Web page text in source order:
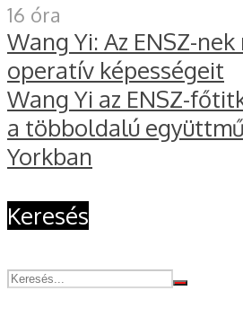
16 óra
Wang Yi: Az ENSZ-
operatív képességeit
Wang Yi az ENSZ-
a többoldalú
Yorkban
Keresés